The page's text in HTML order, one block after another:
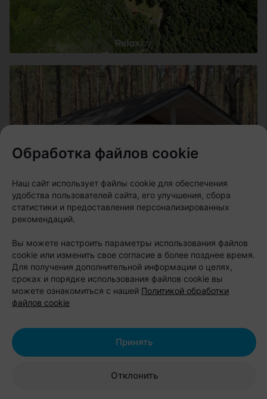
Обработка файлов cookie
Наш сайт использует файлы cookie для обеспечения
удобства пользователей сайта, его улучшения, сбора
статистики и предоставления персонализированных
рекомендаций.
Вы можете настроить параметры использования файлов
cookie или изменить свое согласие в более позднее время.
Для получения дополнительной информации о целях,
сроках и порядке использования файлов cookie вы
можете ознакомиться с нашей Политикой обработки
файлов cookie
Отклонить
Принять